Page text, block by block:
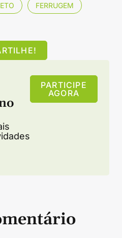
FERRUGEM
PARTICIPE
AGORA